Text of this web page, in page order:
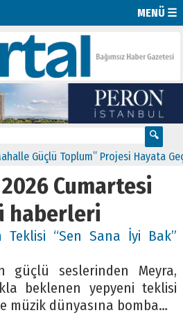
MENÜ ☰
Güçlü Toplum” Projesi Hayata Geçti
Cumartesi
haberleri
Teklisi “Sen Sana İyi Bak”
güçlü seslerinden Meyra,
beklenen yepyeni teklisi
müzik dünyasına bomba…